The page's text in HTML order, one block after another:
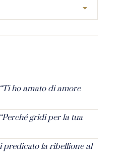
ho amato di amore
gridi per la tua
predicato la ribellione al